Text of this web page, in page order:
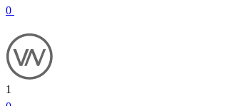
0
1